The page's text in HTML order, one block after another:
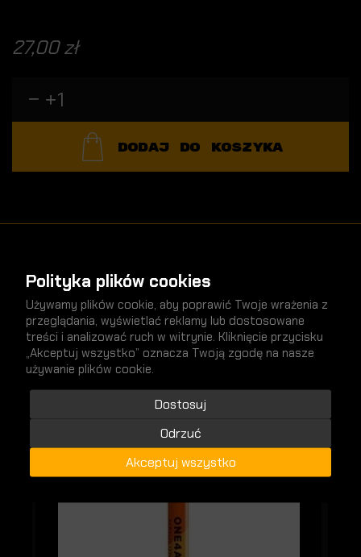
27,00 zł
DODAJ DO KOSZYKA
SPRAWDŹ nowości
Polityka plików cookies
Używamy plików cookie, aby poprawić Twoje wrażenia z
przeglądania, wyświetlać reklamy lub dostosowane
treści i analizować ruch w witrynie. Kliknięcie przycisku
„Akceptuj wszystko” oznacza Twoją zgodę na nasze
używanie plików cookie.
Dostosuj
Odrzuć
Akceptuj wszystko